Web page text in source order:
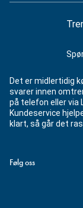
Det er midlertidig
svarer innen
på telefon eller via
Kundeservice
klart, så går det
Følg oss